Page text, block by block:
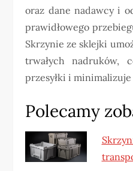
oraz dane nadawcy i
prawidłowego
Skrzynie ze sklejki
trwałych nadruków,
przesyłki i minimalizuje
Polecamy